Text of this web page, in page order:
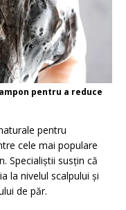
pentru a reduce
pentru
cele mai populare
Specialiștii susțin că
la nivelul scalpului și
de păr.